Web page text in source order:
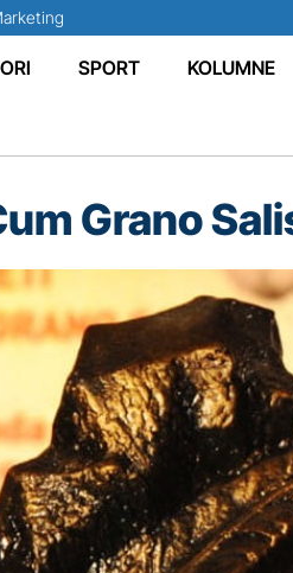
SPORT KOLUMNE
Grano